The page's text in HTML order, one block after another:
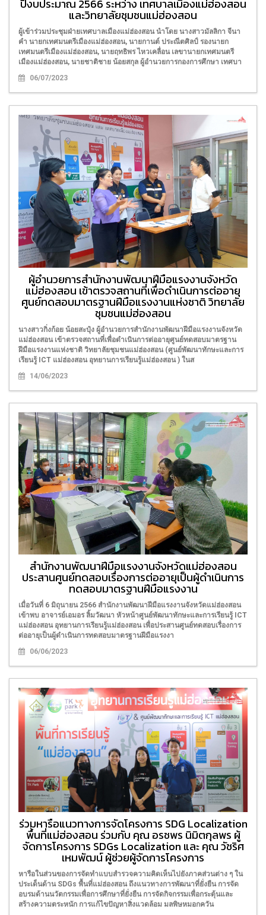
ปีงบประมาณ 2566 ระหว่าง เทศบาลเมืองแม่ฮ่องสอน
และวิทยาลัยชุมชนแม่ฮ่องสอน
ผู้เข้าร่วมประชุมฝ่ายเทศบาลเมืองแม่ฮ่องสอน นำโดย นางสาวมัลลิกา จีนา
คำ นายกเทศมนตรีเมืองแม่ฮ่องสอน, นายกานต์ ประณีตศิลป์ รองนายก
เทศมนตรีเมืองแม่ฮ่องสอน, นายฤทธิพร ไหวเคลื่อน เลขานายกเทศมนตรี
เมืองแม่ฮ่องสอน, นายชาติชาย น้อยสกุล ผู้อำนวยการกองการศึกษา เทศบา
06/07/2023
ผู้อำนวยการสำนักงานพัฒนาฝีมือแรงงานจังหวัด
แม่ฮ่องสอน เข้าตรวจสถานที่เพื่อดำเนินการต่ออายุ
ศูนย์ทดสอบมาตรฐานฝีมือแรงงานแห่งชาติ วิทยาลัย
ชุมชนแม่ฮ่องสอน
นางสาวกิ่งก้อย น้อยสะปุ๋ง ผู้อำนวยการสำนักงานพัฒนาฝีมือแรงงานจังหวัด
แม่ฮ่องสอน เข้าตรวจสถานที่เพื่อดำเนินการต่ออายุศูนย์ทดสอบมาตรฐาน
ฝีมือแรงงานแห่งชาติ วิทยาลัยชุมชนแม่ฮ่องสอน (ศูนย์พัฒนาทักษะและการ
เรียนรู้ ICT แม่ฮ่องสอน อุทยานการเรียนรู้แม่ฮ่องสอน ) ในส
14/06/2023
สำนักงานพัฒนาฝีมือแรงงานจังหวัดแม่ฮ่องสอน
ประสานศูนย์ทดสอบเรื่องการต่ออายุเป็นผู้ดำเนินการ
ทดสอบมาตรฐานฝีมือแรงงาน
เมื่อวันที่ 6 มิถุนายน 2566 สำนักงานพัฒนาฝีมือแรงงานจังหวัดแม่ฮ่องสอน
เข้าพบ อาจารย์เอมอร ลิ้มวัฒนา หัวหน้าศูนย์พัฒนาทักษะและการเรียนรู้ ICT
แม่ฮ่องสอน อุทยานการเรียนรู้แม่ฮ่องสอน เพื่อประสานศูนย์ทดสอบเรื่องการ
ต่ออายุเป็นผู้ดำเนินการทดสอบมาตรฐานฝีมือแรงงา
06/06/2023
ร่วมหารือแนวทางการจัดโครงการ SDG Localization
พื้นที่แม่ฮ่องสอน ร่วมกับ คุณ อรชพร นิมิตกุลพร ผู้
จัดการโครงการ SDGs Localization และ คุณ วัชริศ
เหมพัฒน์ ผู้ช่วยผู้จัดการโครงการ
หารือในส่วนของการจัดทำแบบสำรวจความคิดเห็นไปยังภาคส่วนต่าง ๆ ใน
ประเด็นด้าน SDGs พื้นที่แม่ฮ่องสอน ถึงแนวทางการพัฒนาที่ยั่งยืน การจัด
อบรมด้านนวัตกรรมเพื่อการศึกษาที่ยั่งยืน การจัดกิจกรรมเพื่อกระตุ้นและ
สร้างความตระหนัก การแก้ไขปัญหาสิ่งแวดล้อม มลพิษหมอกควัน